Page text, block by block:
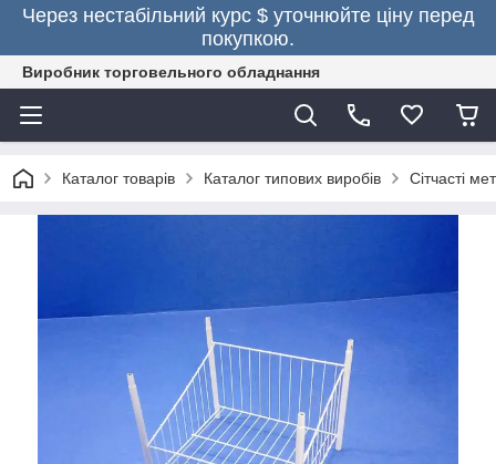
Через нестабільний курс $ уточнюйте ціну перед
покупкою.
Виробник торговельного обладнання
Каталог товарів Каталог типових виробів Сітчасті